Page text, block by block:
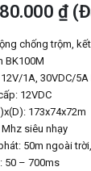
₫
chống trộm,
BK100M
1A, 30VDC/5A
12VDC
173x74x72m
siêu nhạy
50m ngoài
50 – 700ms